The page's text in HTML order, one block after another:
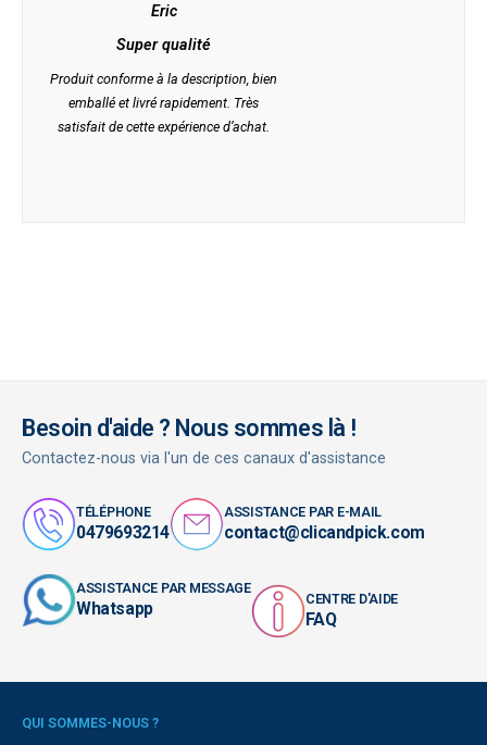
Eric
Super qualité
Produit conforme à la description, bien
emballé et livré rapidement. Très
satisfait de cette expérience d’achat.
Besoin d'aide ? Nous sommes là !
Contactez-nous via l'un de ces canaux d'assistance
TÉLÉPHONE
0479693214
ASSISTANCE PAR E-MAIL
contact@clicandpick.com
ASSISTANCE PAR MESSAGE
Whatsapp CENTRE D'AIDE
FAQ
QUI SOMMES-NOUS ?